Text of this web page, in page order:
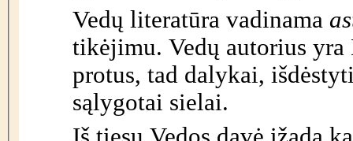
Vedų literatūra vadinama
tikėjimu. Vedų autorius
protus, tad dalykai,
sąlygotai sielai.